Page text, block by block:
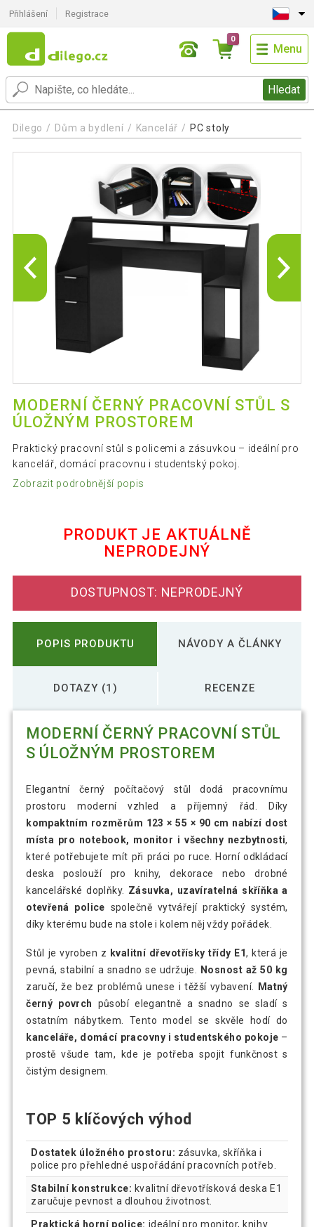
Přihlášení Registrace
Hledat
0
Menu
Dilego Dům a bydlení Kancelář PC stoly
MODERNÍ ČERNÝ PRACOVNÍ STŮL S
ÚLOŽNÝM PROSTOREM
Praktický pracovní stůl s policemi a zásuvkou – ideální pro
kancelář, domácí pracovnu i studentský pokoj.
Zobrazit podrobnější popis
PRODUKT JE AKTUÁLNĚ
NEPRODEJNÝ
DOSTUPNOST: NEPRODEJNÝ
POPIS PRODUKTU NÁVODY A ČLÁNKY
DOTAZY (1) RECENZE
MODERNÍ ČERNÝ PRACOVNÍ STŮL
S ÚLOŽNÝM PROSTOREM
Elegantní černý počítačový stůl dodá pracovnímu
prostoru moderní vzhled a příjemný řád. Díky
kompaktním rozměrům 123 × 55 × 90 cm nabízí dost
místa pro notebook, monitor i všechny nezbytnosti,
které potřebujete mít při práci po ruce. Horní odkládací
deska poslouží pro knihy, dekorace nebo drobné
kancelářské doplňky. Zásuvka, uzavíratelná skříňka a
otevřená police společně vytvářejí praktický systém,
díky kterému bude na stole i kolem něj vždy pořádek.
Stůl je vyroben z kvalitní dřevotřísky třídy E1, která je
pevná, stabilní a snadno se udržuje.
Nosnost až 50 kg
zaručí, že bez problémů unese i těžší vybavení.
Matný
černý povrch
působí elegantně a snadno se sladí s
ostatním nábytkem. Tento model se skvěle hodí do
kanceláře, domácí pracovny i studentského pokoje –
prostě všude tam, kde je potřeba spojit funkčnost s
čistým designem.
TOP 5 klíčových výhod
Dostatek úložného prostoru: zásuvka, skříňka i
police pro přehledné uspořádání pracovních potřeb.
Stabilní konstrukce: kvalitní dřevotřísková deska E1
zaručuje pevnost a dlouhou životnost.
Praktická horní police: ideální pro monitor, knihy